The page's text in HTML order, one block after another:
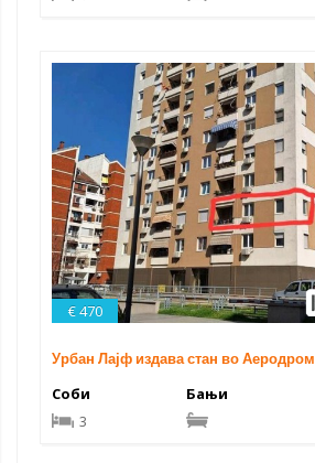
€ 470
Урбан Лајф издава стан во Аеродром
Соби
3
Бањи